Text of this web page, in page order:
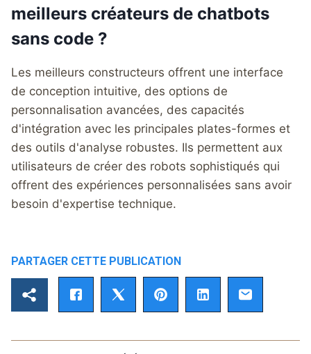
meilleurs créateurs de chatbots
sans code ?
Les meilleurs constructeurs offrent une interface
de conception intuitive, des options de
personnalisation avancées, des capacités
d'intégration avec les principales plates-formes et
des outils d'analyse robustes. Ils permettent aux
utilisateurs de créer des robots sophistiqués qui
offrent des expériences personnalisées sans avoir
besoin d'expertise technique.
PARTAGER CETTE PUBLICATION